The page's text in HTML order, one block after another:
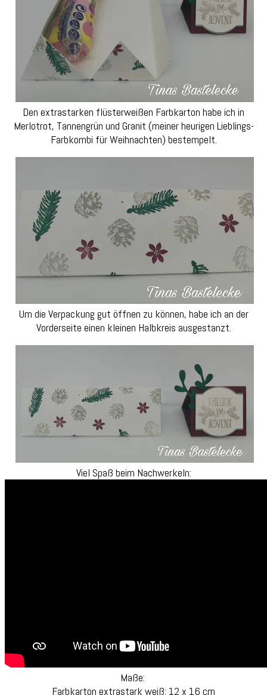
Den extrastarken flüsterweißen Farbkarton habe ich in
Merlotrot, Tannengrün und Granit (meiner heurigen Lieblings-
Farbkombi für Weihnachten) bestempelt.
Um die Verpackung gut öffnen zu können, habe ich an der
Vorderseite einen kleinen Halbkreis ausgestanzt.
Viel Spaß beim Nachwerkeln:
Maße:
Farbkarton extrastark weiß: 12 x 16 cm